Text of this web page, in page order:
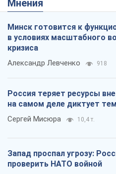
Мнения
Минск готовится к
в условиях масштабного
кризиса
Александр Левченко 918
Россия теряет ресурсы
на самом деле диктует
Сергей Мисюра 10,4 т.
Запад проспал угрозу:
проверить НАТО войной